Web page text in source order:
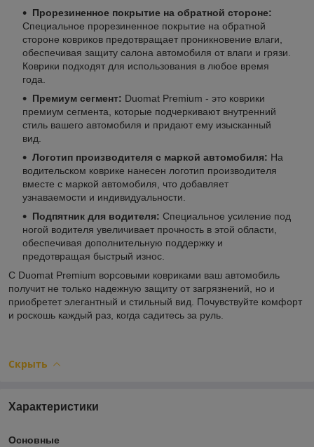
Прорезиненное покрытие на обратной стороне:
Специальное прорезиненное покрытие на обратной
стороне ковриков предотвращает проникновение влаги,
обеспечивая защиту салона автомобиля от влаги и грязи.
Коврики подходят для использования в любое время
года.
Премиум сегмент: Duomat Premium - это коврики
премиум сегмента, которые подчеркивают внутренний
стиль вашего автомобиля и придают ему изысканный
вид.
Логотип производителя с маркой автомобиля: На
водительском коврике нанесен логотип производителя
вместе с маркой автомобиля, что добавляет
узнаваемости и индивидуальности.
Подпятник для водителя: Специальное усиление под
ногой водителя увеличивает прочность в этой области,
обеспечивая дополнительную поддержку и
предотвращая быстрый износ.
С Duomat Premium ворсовыми ковриками ваш автомобиль
получит не только надежную защиту от загрязнений, но и
приобретет элегантный и стильный вид. Почувствуйте комфорт
и роскошь каждый раз, когда садитесь за руль.
Скрыть
Характеристики
Основные